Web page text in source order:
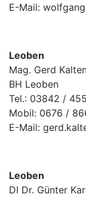
E-Mail:
Leoben
Mag. Gerd
BH Leoben
Tel.: 03842 /
Mobil: 0676 /
E-Mail:
Leoben
DI Dr. Günter